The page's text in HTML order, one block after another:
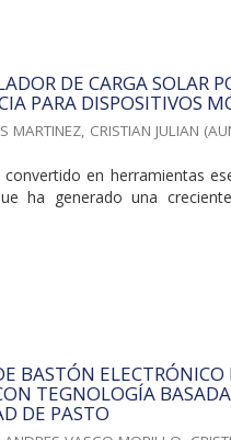
DE CARGA SOLAR
PARA DISPOSITIVOS
MARTINEZ, CRISTIAN JULIAN (
en herramientas
ha generado una
BASTÓN ELECTRÓNICO
TEGNOLOGÍA
DE PASTO